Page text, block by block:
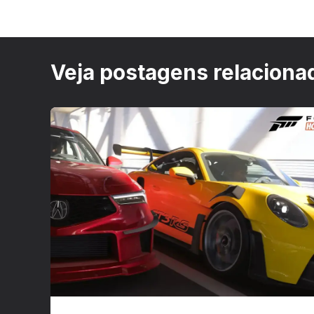
Veja postagens